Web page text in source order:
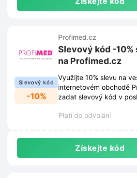
Slevový kód
-10%
Profimed.cz
Slevový kód -10%
na Profimed.cz
Využijte 10% slevu na
internetovém obchodě
zadat slevový kód v
Platí do odvolání
Získejte kód